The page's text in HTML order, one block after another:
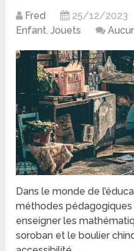
Fred 25/12/2023
Enfant,Jouets
Dans le monde de
méthodes
enseigner les
soroban et le boulier